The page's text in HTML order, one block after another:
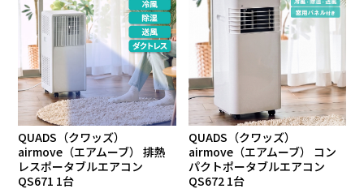
QUADS（クワッズ）
airmove（エアムーブ） 排熱
レスポータブルエアコン
QS671 1台
QUADS（クワッズ）
airmove（エアムーブ） コン
パクトポータブルエアコン
QS672 1台